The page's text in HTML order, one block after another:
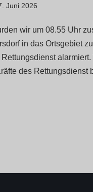
Juni 2026
wir um 08.55 Uhr
in das Ortsgebiet
alarmiert.
des Rettungsdienst